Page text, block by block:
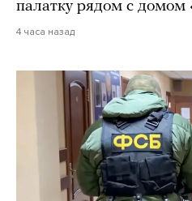
палатку рядом с домом
4 часа назад